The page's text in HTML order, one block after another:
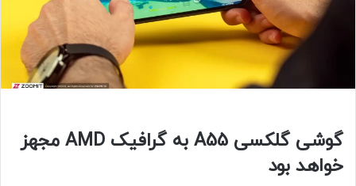
گوشی گلکسی A55 به گرافیک AMD مجهز
خواهد بود